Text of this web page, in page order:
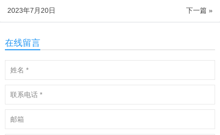
下一篇 »
2023年7月20日
在线留言